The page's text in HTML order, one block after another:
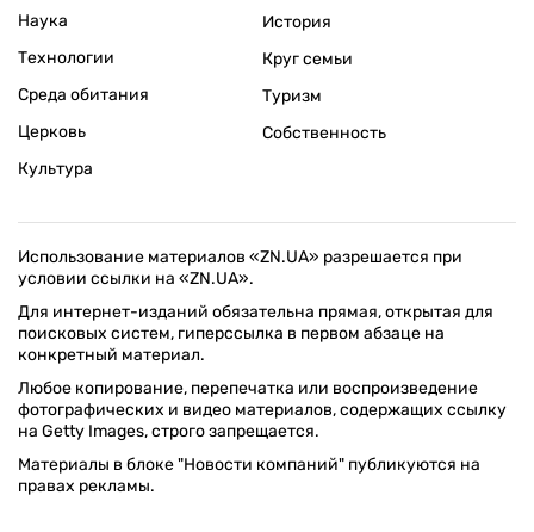
Наука
Технологии
Среда обитания
Церковь
Культура
История
Круг семьи
Туризм
Собственность
Использование материалов «ZN.UA» разрешается при
условии ссылки на «ZN.UA».
Для интернет-изданий обязательна прямая, открытая для
поисковых систем, гиперссылка в первом абзаце на
конкретный материал.
Любое копирование, перепечатка или воспроизведение
фотографических и видео материалов, содержащих ссылку
на Getty Images, строго запрещается.
Материалы в блоке "Новости компаний" публикуются на
правах рекламы.